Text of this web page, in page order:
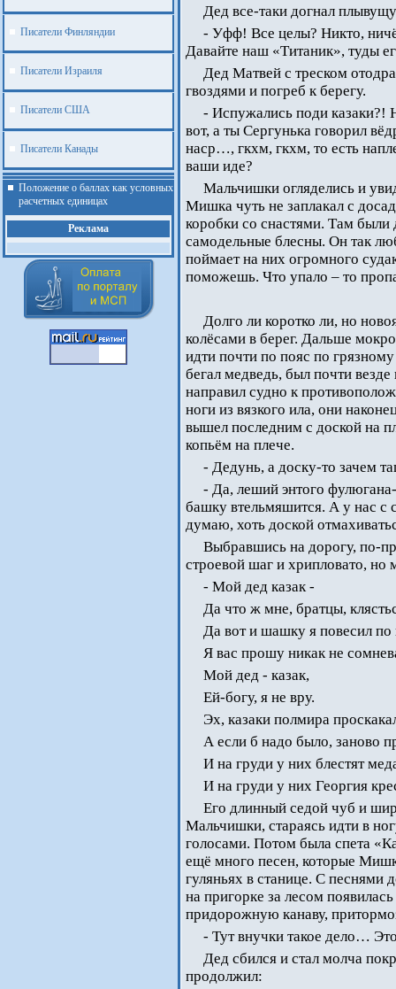
Писатели Финляндии
Писатели Израиля
Писатели США
Писатели Канады
Положение о баллах как условных
расчетных единицах
Реклама
Дед все-таки догнал
- Уфф! Все целы? Никто,
Давайте наш «Титаник», туды
Дед Матвей с треском
гвоздями и погреб к берегу.
- Испужались поди казаки?!
вот, а ты Сергунька говорил
наср…, гкхм, гкхм, то есть
ваши иде?
Мальчишки огляделись и
Мишка чуть не заплакал с
коробки со снастями. Там были
самодельные блесны. Он так
поймает на них огромного
поможешь. Что упало – то
Долго ли коротко ли, но
колёсами в берег. Дальше
идти почти по пояс по
бегал медведь, был почти
направил судно к
ноги из вязкого ила, они
вышел последним с доской на
копьём на плече.
- Дедунь, а доску-то зачем
- Да, леший энтого
башку втельмяшится. А у нас с
думаю, хоть доской
Выбравшись на дорогу, по-
строевой шаг и хрипловато, но
- Мой дед казак -
Да что ж мне, братцы,
Да вот и шашку я повесил по
Я вас прошу никак не
Мой дед - казак,
Ей-богу, я не вру.
Эх, казаки полмира
А если б надо было, заново
И на груди у них блестят
И на груди у них Георгия
Его длинный седой чуб и
Мальчишки, стараясь идти в
голосами. Потом была спета
ещё много песен, которые
гуляньях в станице. С песнями
на пригорке за лесом
придорожную канаву,
- Тут внучки такое дело…
Дед сбился и стал молча
продолжил: